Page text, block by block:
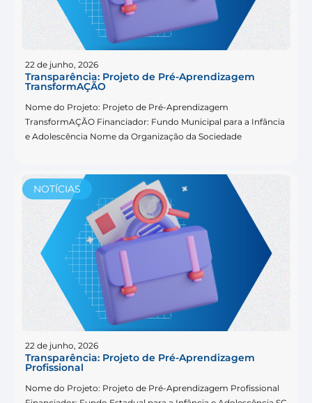
22 de junho, 2026
Transparência: Projeto de Pré-Aprendizagem
TransformAÇÃO
Nome do Projeto: Projeto de Pré-Aprendizagem
TransformAÇÃO Financiador: Fundo Municipal para a Infância
e Adolescência Nome da Organização da Sociedade
NOTÍCIAS
22 de junho, 2026
Transparência: Projeto de Pré-Aprendizagem
Profissional
Nome do Projeto: Projeto de Pré-Aprendizagem Profissional